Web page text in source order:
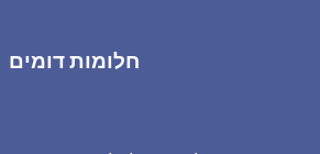
חלומות דומים